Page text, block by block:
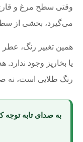
وقتی سطح مرغ و قارچ
می‌گیرد، بخشی از
همین تغییر رنگ، عطر
یا بخارپز وجود
رنگ طلایی است، نه
به صدای تابه توجه